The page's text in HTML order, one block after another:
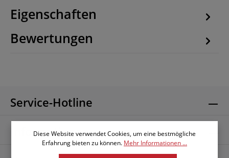
Eigenschaften
Bewertungen
Service-Hotline
Informationen
Diese Website verwendet Cookies, um eine bestmögliche
Erfahrung bieten zu können. Mehr Informationen ...